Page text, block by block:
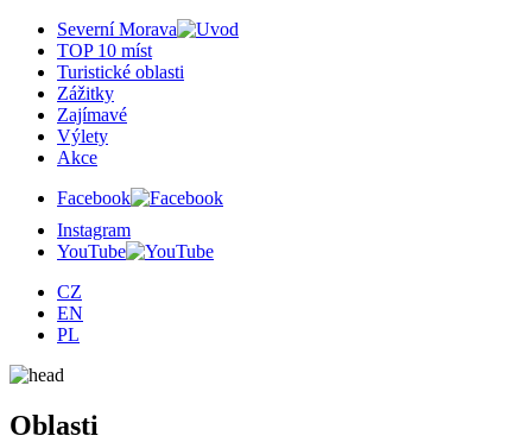
Severní Morava
TOP 10 míst
Turistické oblasti
Zážitky
Zajímavé
Výlety
Akce
Facebook
Instagram
YouTube
CZ
EN
PL
Oblasti